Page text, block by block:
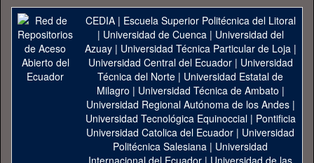
CEDIA| Escuela Superior Politécnica del Litoral
| Universidad de Cuenca| Universidad del
Azuay| Universidad Técnica Particular de Loja|
Universidad Central del Ecuador| Universidad
Técnica del Norte | Universidad Estatal de
Milagro | Universidad Técnica de Ambato |
Universidad Regional Autónoma de los Andes|
Universidad Tecnológica Equinoccial| Pontificia
Universidad Catolica del Ecuador | Universidad
Politécnica Salesiana | Universidad
Internacional del Ecuador | Universidad de las